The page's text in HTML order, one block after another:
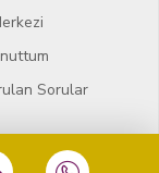
Sorular